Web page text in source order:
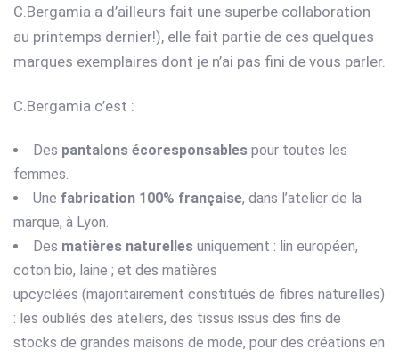
C.Bergamia a d’ailleurs fait une superbe collaboration
au printemps dernier!), elle fait partie de ces quelques
marques exemplaires dont je n’ai pas fini de vous parler.
C.Bergamia c’est :
Des pantalons écoresponsables pour toutes les
femmes.
Une fabrication 100% française, dans l’atelier de la
marque, à Lyon.
Des matières naturelles uniquement : lin européen,
coton bio, laine ; et des matières
upcyclées (majoritairement constitués de fibres naturelles)
: les oubliés des ateliers, des tissus issus des fins de
stocks de grandes maisons de mode, pour des créations en